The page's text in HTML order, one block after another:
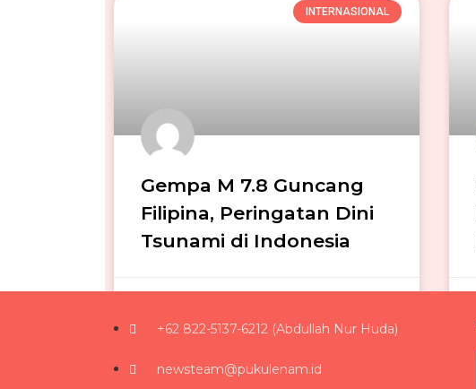
INTERNASIONAL
Gempa M 7.8 Guncang
Filipina, Peringatan Dini
Tsunami di Indonesia
+62 822-5137-6212 (Abdullah Nur Huda)
newsteam@pukulenam.id